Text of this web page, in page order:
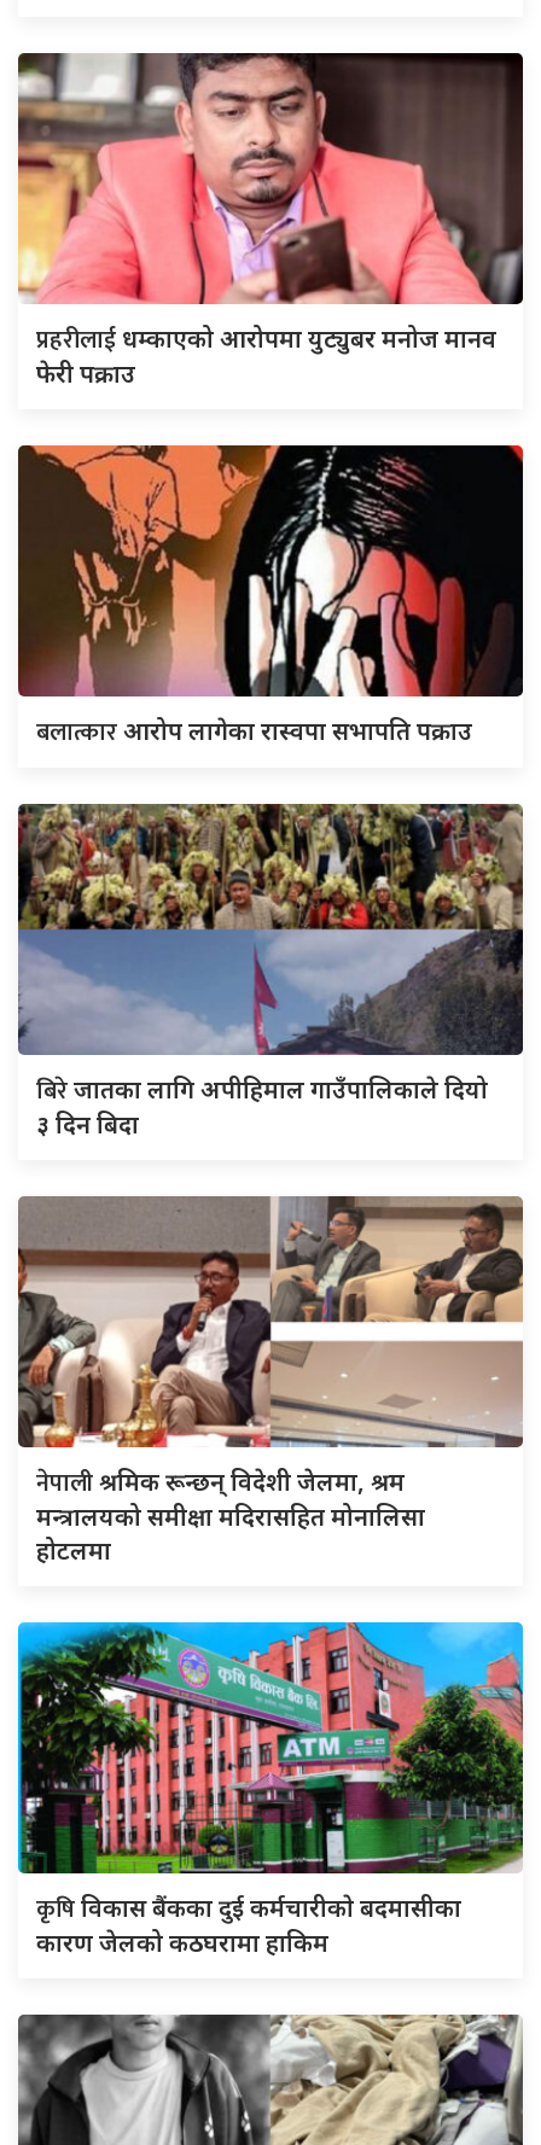
प्रहरीलाई धम्काएको आरोपमा युट्युबर मनोज मानव
फेरी पक्राउ
बलात्कारआरोप लागेका रास्वपा सभापति पक्राउ
बिरेजातका लागि अपीहिमाल गाउँपालिकाले दियो
३ दिन बिदा
नेपालीश्रमिक रून्छन् विदेशी जेलमा, श्रम
मन्त्रालयको समीक्षा मदिरासहित मोनालिसा
होटलमा
कृषिविकास बैंकका दुई कर्मचारीकाे बदमासीका
कारण जेलको कठघरामा हाकिम